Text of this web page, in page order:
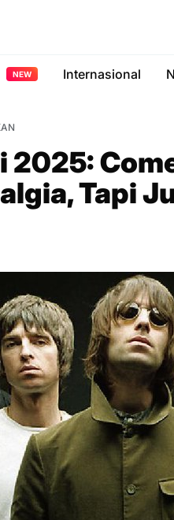
NEW Internasional
2025:
Tapi